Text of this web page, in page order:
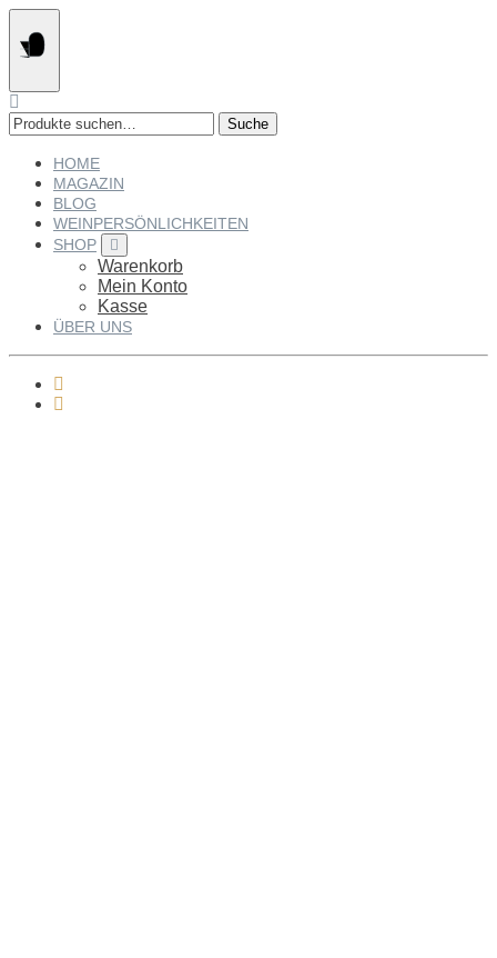
Springe
zum
Inhalt
Suche
nach:
Suche
HOME
MAGAZIN
BLOG
WEINPERSÖNLICHKEITEN
SHOP
Warenkorb
Mein Konto
Kasse
ÜBER UNS